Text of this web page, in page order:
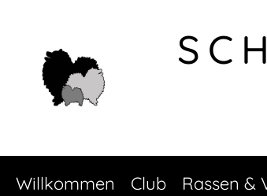
Willkommen Club Rassen &